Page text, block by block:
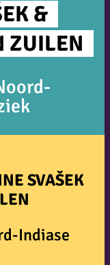
&
ZUILEN
SVAŠEK
Indiase